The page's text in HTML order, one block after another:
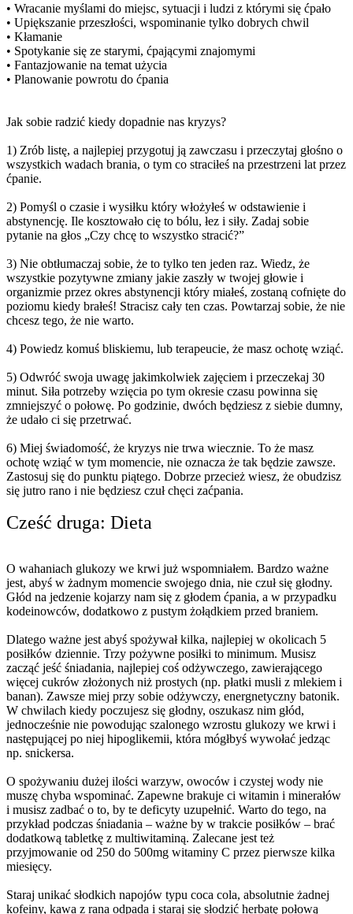
• Wracanie myślami do miejsc, sytuacji i ludzi z którymi się ćpało
• Upiększanie przeszłości, wspominanie tylko dobrych chwil
• Kłamanie
• Spotykanie się ze starymi, ćpającymi znajomymi
• Fantazjowanie na temat użycia
• Planowanie powrotu do ćpania
Jak sobie radzić kiedy dopadnie nas kryzys?
1) Zrób listę, a najlepiej przygotuj ją zawczasu i przeczytaj głośno o
wszystkich wadach brania, o tym co straciłeś na przestrzeni lat przez
ćpanie.
2) Pomyśl o czasie i wysiłku który włożyłeś w odstawienie i
abstynencję. Ile kosztowało cię to bólu, łez i siły. Zadaj sobie
pytanie na głos „Czy chcę to wszystko stracić?”
3) Nie obtłumaczaj sobie, że to tylko ten jeden raz. Wiedz, że
wszystkie pozytywne zmiany jakie zaszły w twojej głowie i
organizmie przez okres abstynencji który miałeś, zostaną cofnięte do
poziomu kiedy brałeś! Stracisz cały ten czas. Powtarzaj sobie, że nie
chcesz tego, że nie warto.
4) Powiedz komuś bliskiemu, lub terapeucie, że masz ochotę wziąć.
5) Odwróć swoja uwagę jakimkolwiek zajęciem i przeczekaj 30
minut. Siła potrzeby wzięcia po tym okresie czasu powinna się
zmniejszyć o połowę. Po godzinie, dwóch będziesz z siebie dumny,
że udało ci się przetrwać.
6) Miej świadomość, że kryzys nie trwa wiecznie. To że masz
ochotę wziąć w tym momencie, nie oznacza że tak będzie zawsze.
Zastosuj się do punktu piątego. Dobrze przecież wiesz, że obudzisz
się jutro rano i nie będziesz czuł chęci zaćpania.
Cześć druga: Dieta
O wahaniach glukozy we krwi już wspomniałem. Bardzo ważne
jest, abyś w żadnym momencie swojego dnia, nie czuł się głodny.
Głód na jedzenie kojarzy nam się z głodem ćpania, a w przypadku
kodeinowców, dodatkowo z pustym żołądkiem przed braniem.
Dlatego ważne jest abyś spożywał kilka, najlepiej w okolicach 5
posiłków dziennie. Trzy pożywne posiłki to minimum. Musisz
zacząć jeść śniadania, najlepiej coś odżywczego, zawierającego
więcej cukrów złożonych niż prostych (np. płatki musli z mlekiem i
banan). Zawsze miej przy sobie odżywczy, energnetyczny batonik.
W chwilach kiedy poczujesz się głodny, oszukasz nim głód,
jednocześnie nie powodując szalonego wzrostu glukozy we krwi i
następującej po niej hipoglikemii, która mógłbyś wywołać jedząc
np. snickersa.
O spożywaniu dużej ilości warzyw, owoców i czystej wody nie
muszę chyba wspominać. Zapewne brakuje ci witamin i minerałów
i musisz zadbać o to, by te deficyty uzupełnić. Warto do tego, na
przykład podczas śniadania – ważne by w trakcie posiłków – brać
dodatkową tabletkę z multiwitaminą. Zalecane jest też
przyjmowanie od 250 do 500mg witaminy C przez pierwsze kilka
miesięcy.
Staraj unikać słodkich napojów typu coca cola, absolutnie żadnej
kofeiny, kawa z rana odpada i staraj się słodzić herbatę połową